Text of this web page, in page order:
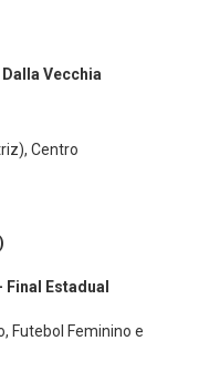
Vecchia
Centro
Estadual
Futebol Feminino e